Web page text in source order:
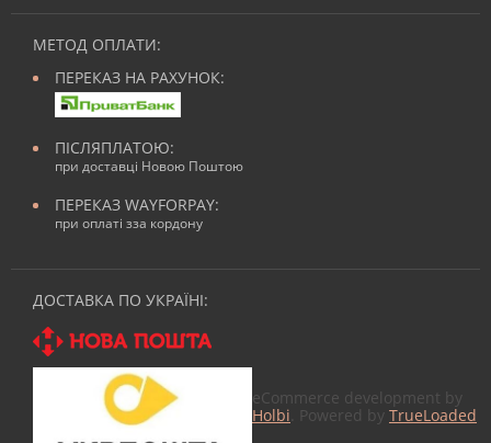
МЕТОД ОПЛАТИ:
ПЕРЕКАЗ НА РАХУНОК:
ПІСЛЯПЛАТОЮ:
при доставці Новою Поштою
ПЕРЕКАЗ WAYFORPAY:
при оплаті зза кордону
ДОСТАВКА ПО УКРАЇНІ:
eCommerce development by
Holbi . Powered by TrueLoaded